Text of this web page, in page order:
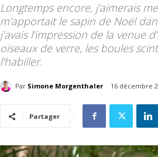
Longtemps encore, j’aimerais
m’apportait le sapin de Noël
j’avais l’impression de la venue
oiseaux de verre, les boules
l’habiller.
Par Simone Morgenthaler 16 décembre
Partager